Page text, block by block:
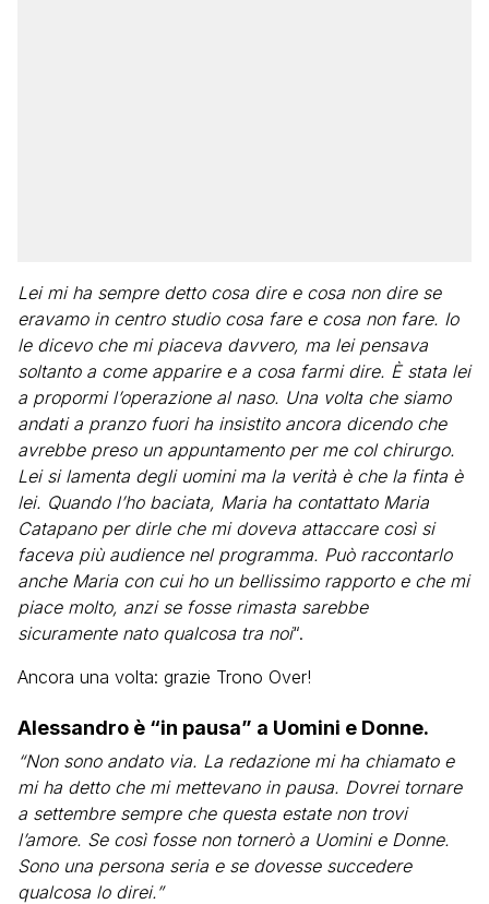
Lei mi ha sempre detto cosa dire e cosa non dire se
eravamo in centro studio cosa fare e cosa non fare. Io
le dicevo che mi piaceva davvero, ma lei pensava
soltanto a come apparire e a cosa farmi dire. È stata lei
a propormi l’operazione al naso. Una volta che siamo
andati a pranzo fuori ha insistito ancora dicendo che
avrebbe preso un appuntamento per me col chirurgo.
Lei si lamenta degli uomini ma la verità è che la finta è
lei. Quando l’ho baciata, Maria ha contattato Maria
Catapano per dirle che mi doveva attaccare così si
faceva più audience nel programma. Può raccontarlo
anche Maria con cui ho un bellissimo rapporto e che mi
piace molto, anzi se fosse rimasta sarebbe
sicuramente nato qualcosa tra noi“.
Ancora una volta: grazie Trono Over!
Alessandro è “in pausa” a Uomini e Donne.
“Non sono andato via. La redazione mi ha chiamato e
mi ha detto che mi mettevano in pausa. Dovrei tornare
a settembre sempre che questa estate non trovi
l’amore. Se così fosse non tornerò a Uomini e Donne.
Sono una persona seria e se dovesse succedere
qualcosa lo direi.”